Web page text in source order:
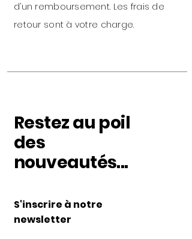
d’un remboursement. Les frais de
retour sont à votre charge.
Restez au poil
des
nouveautés...
S'inscrire à notre
newsletter